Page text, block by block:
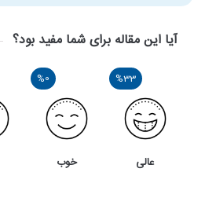
آیا این مقاله برای شما مفید بود؟
%33
عالی
%0
خوب